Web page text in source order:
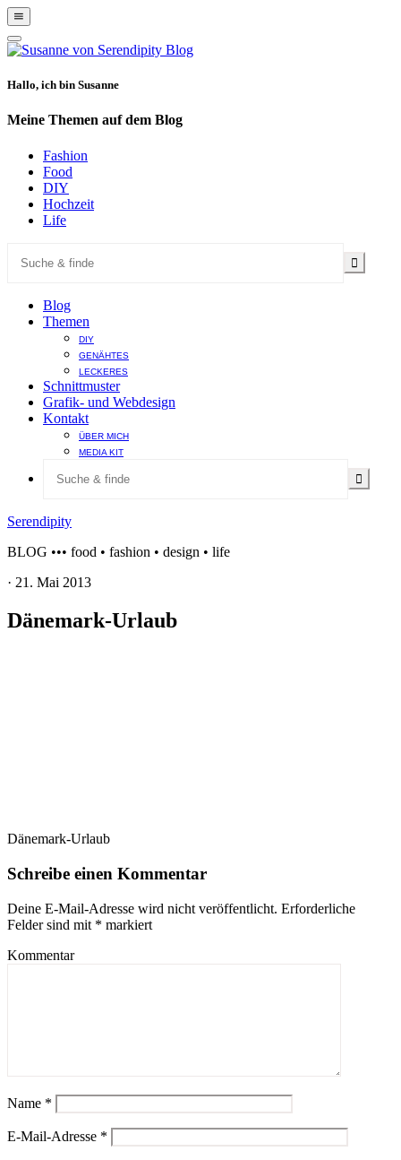
Show
Offscreen
Content
Hide
Offscreen
Hallo, ich bin Susanne
Meine Themen auf dem Blog
Fashion
Food
DIY
Hochzeit
Life
Blog
Themen
DIY
GENÄHTES
LECKERES
Schnittmuster
Grafik- und Webdesign
Kontakt
ÜBER MICH
MEDIA KIT
Serendipity
BLOG ••• food • fashion • design • life
· 21. Mai 2013
Dänemark-Urlaub
Dänemark-Urlaub
Schreibe einen Kommentar
Deine E-Mail-Adresse wird nicht veröffentlicht. Erforderliche
Felder sind mit * markiert
Kommentar
Name *
E-Mail-Adresse *